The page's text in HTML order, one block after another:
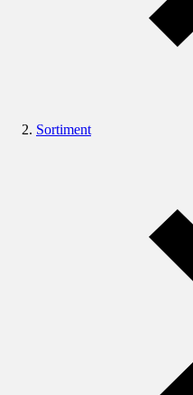
Sortiment